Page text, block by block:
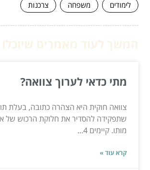
לימודים
משפחה צרכנות
מתי כדאי לערוך צוואה?
צוואה חוקית היא הצהרה כתובה, בעלת
שתפקידה להסדיר את חלוקת הרכוש של
מותו. קיימים 4...
קרא עוד »